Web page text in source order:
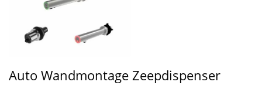
Auto Wandmontage Zeepdispenser